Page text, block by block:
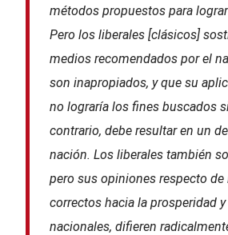
métodos propuestos para
Pero los liberales [clásicos]
medios recomendados por el
son inapropiados, y que su
no lograría los fines buscados
contrario, debe resultar en un
nación. Los liberales también
pero sus opiniones respecto
correctos hacia la prosperidad
nacionales, difieren